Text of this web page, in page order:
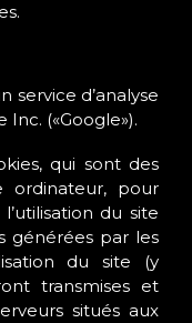
service d’analyse
(«Google»).
qui sont des
ordinateur, pour
du site
générées par les
du site (y
transmises et
situés aux